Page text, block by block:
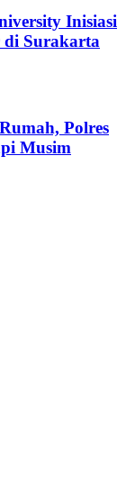
Inisiasi
di Surakarta
Polres
Musim